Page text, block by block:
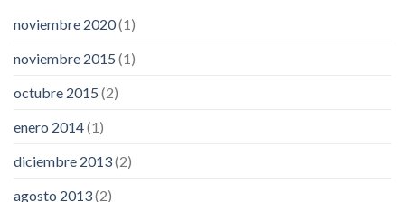
noviembre 2020(1)
noviembre 2015 (1)
octubre 2015 (2)
enero 2014(1)
diciembre 2013(2)
agosto 2013(2)